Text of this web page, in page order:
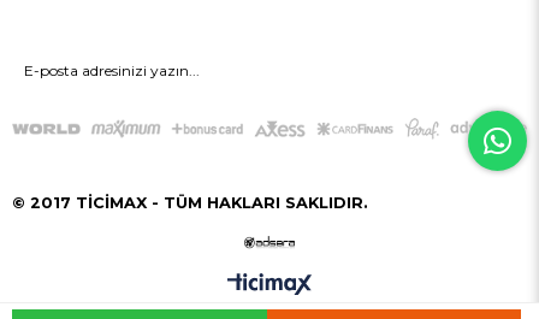
GÖNDER
© 2017 TİCİMAX - TÜM HAKLARI SAKLIDIR.